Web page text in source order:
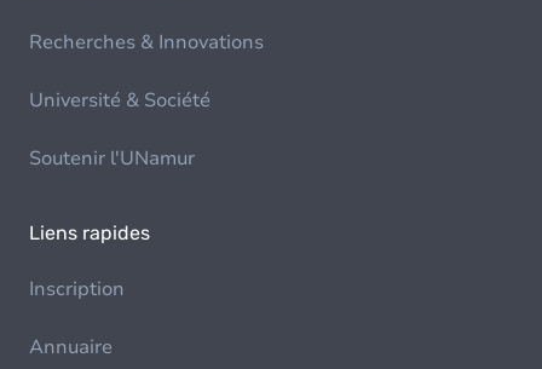
Recherches & Innovations
Université & Société
Soutenir l'UNamur
Liens rapides
Inscription
Annuaire